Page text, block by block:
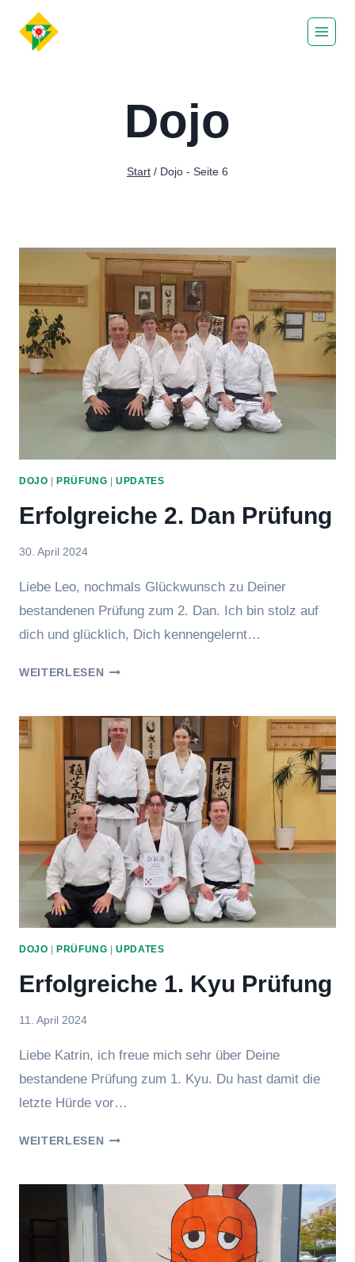
Inhalt
Dojo
Start / Dojo - Seite 6
DOJO |PRÜFUNG |UPDATES
Erfolgreiche 2. Dan Prüfung
Von
30. April 2024
Liebe Leo, nochmals Glückwunsch zu Deiner
bestandenen Prüfung zum 2. Dan. Ich bin stolz auf
dich und glücklich, Dich kennengelernt…
WEITERLESENERFOLGREICHE
PRÜFUNG
DOJO |PRÜFUNG |UPDATES
Erfolgreiche 1. Kyu Prüfung
Von
11. April 2024
Liebe Katrin, ich freue mich sehr über Deine
bestandene Prüfung zum 1. Kyu. Du hast damit die
letzte Hürde vor…
WEITERLESENERFOLGREICHE
PRÜFUNG